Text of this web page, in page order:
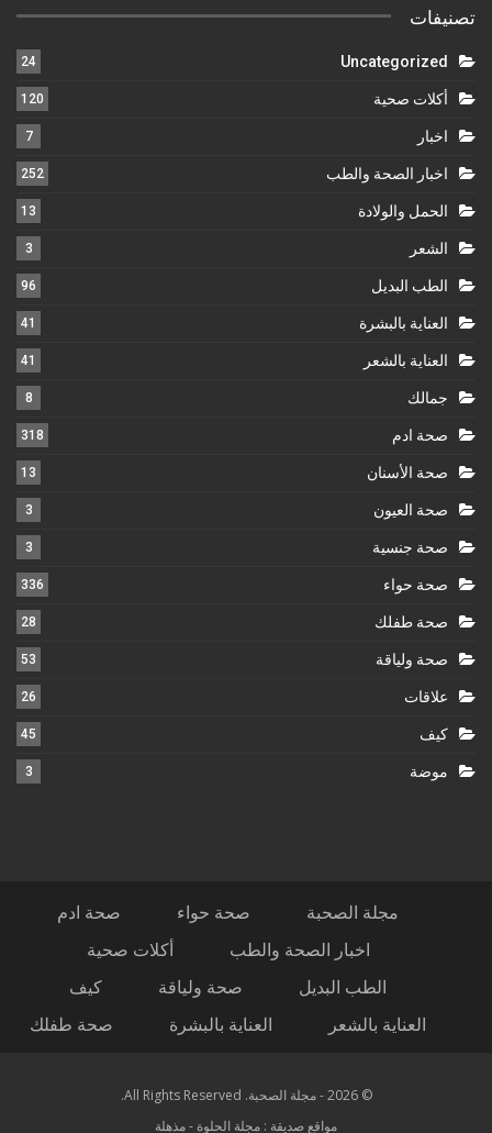
تصنيفات
Uncategorized
24
أكلات صحية 120
اخبار 7
اخبار الصحة والطب 252
الحمل والولادة 13
الشعر 3
الطب البديل 96
العناية بالبشرة 41
العناية بالشعر 41
جمالك 8
صحة ادم 318
صحة الأسنان 13
صحة العيون 3
صحة جنسية 3
صحة حواء 336
صحة طفلك 28
صحة ولياقة 53
علاقات 26
كيف 45
موضة 3
مجلة الصحبة صحة حواء
صحة ادم
اخبار الصحة والطب
أكلات صحية
الطب البديل
صحة ولياقة
كيف
العناية بالشعر
العناية بالبشرة صحة طفلك
© 2026 - مجلة الصحبة. All Rights Reserved.
مواقع صديقة : مجلة الحلوة -مذهلة